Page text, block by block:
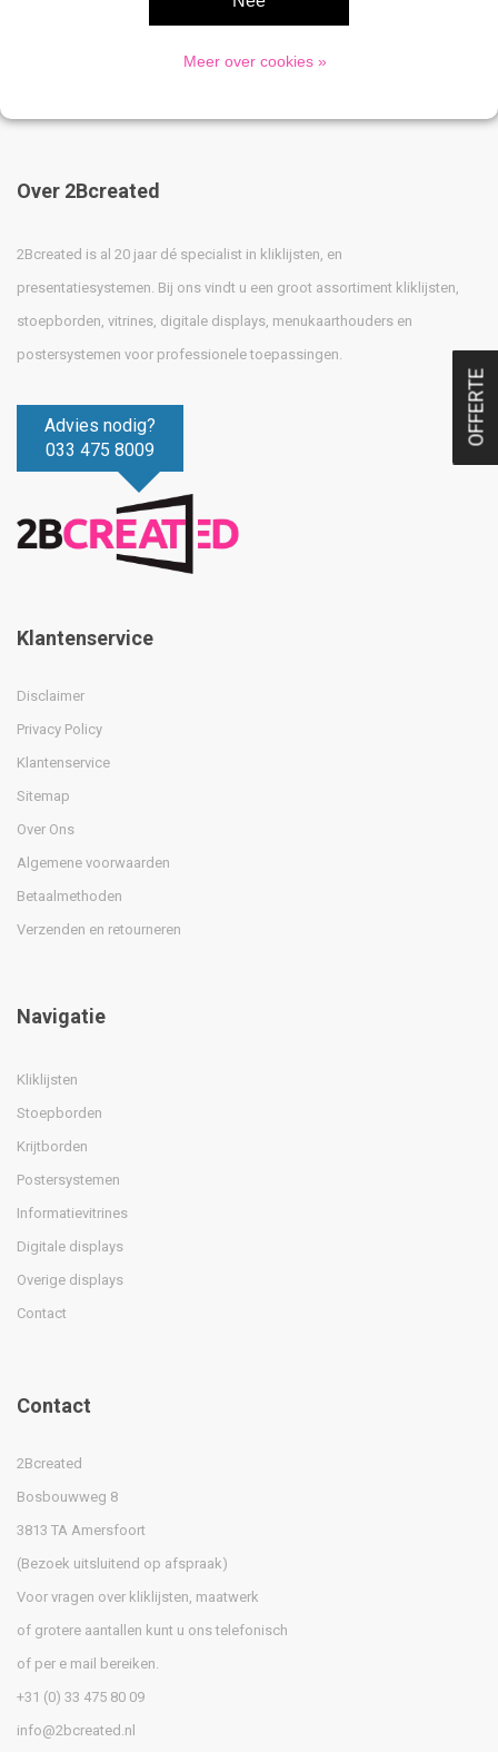
Over 2Bcreated
2Bcreated is al 20 jaar dé specialist in kliklijsten, en
presentatiesystemen. Bij ons vindt u een groot assortiment kliklijsten,
stoepborden, vitrines, digitale displays, menukaarthouders en
postersystemen voor professionele toepassingen.
Advies nodig?
033 475 8009
Klantenservice
Disclaimer
Privacy Policy
Klantenservice
Sitemap
Over Ons
Algemene voorwaarden
Betaalmethoden
Verzenden en retourneren
Navigatie
Kliklijsten
Stoepborden
Krijtborden
Postersystemen
Informatievitrines
Digitale displays
Overige displays
Contact
Contact
2Bcreated
Bosbouwweg 8
3813 TA Amersfoort
(Bezoek uitsluitend op afspraak)
Voor vragen over kliklijsten, maatwerk
of grotere aantallen kunt u ons telefonisch
of per e mail bereiken.
+31 (0) 33 475 80 09
info@2bcreated.nl
OFFERTE
Meer over cookies »